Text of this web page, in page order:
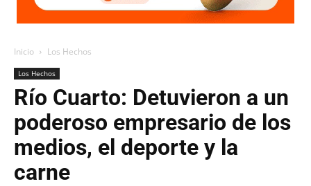
Inicio Los Hechos
Los Hechos
Río Cuarto: Detuvieron a un
poderoso empresario de los
medios, el deporte y la
carne